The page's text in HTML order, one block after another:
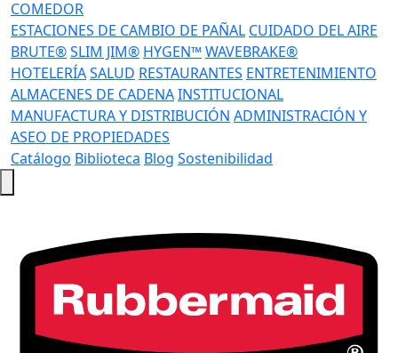
COMEDOR
ESTACIONES DE CAMBIO DE PAÑAL CUIDADO DEL AIRE
BRUTE®SLIM JIM® HYGEN™WAVEBRAKE®
HOTELERÍASALUD RESTAURANTES ENTRETENIMIENTO
ALMACENES DE CADENAINSTITUCIONAL
MANUFACTURA Y DISTRIBUCIÓN ADMINISTRACIÓN Y
ASEO DE PROPIEDADES
Catálogo Biblioteca Blog Sostenibilidad